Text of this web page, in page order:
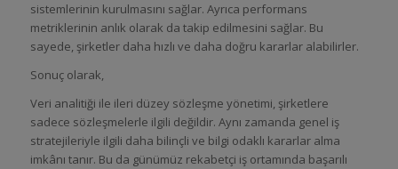
sistemlerinin kurulmasını sağlar. Ayrıca performans
metriklerinin anlık olarak da takip edilmesini sağlar. Bu
sayede, şirketler daha hızlı ve daha doğru kararlar alabilirler.
Sonuç olarak,
Veri analitiği ile ileri düzey sözleşme yönetimi, şirketlere
sadece sözleşmelerle ilgili değildir. Aynı zamanda genel iş
stratejileriyle ilgili daha bilinçli ve bilgi odaklı kararlar alma
imkânı tanır. Bu da günümüz rekabetçi iş ortamında başarılı